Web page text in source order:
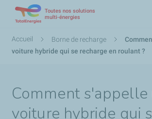
contenu
principal
Toutes nos solutions
multi-énergies
Fil
d'Ariane
Accueil Borne de recharge
voiture hybride qui se recharge en roulant ?
Comment s'appelle
voiture hybride qui